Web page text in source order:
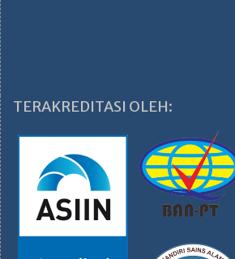
TERAKREDITASI OLEH: